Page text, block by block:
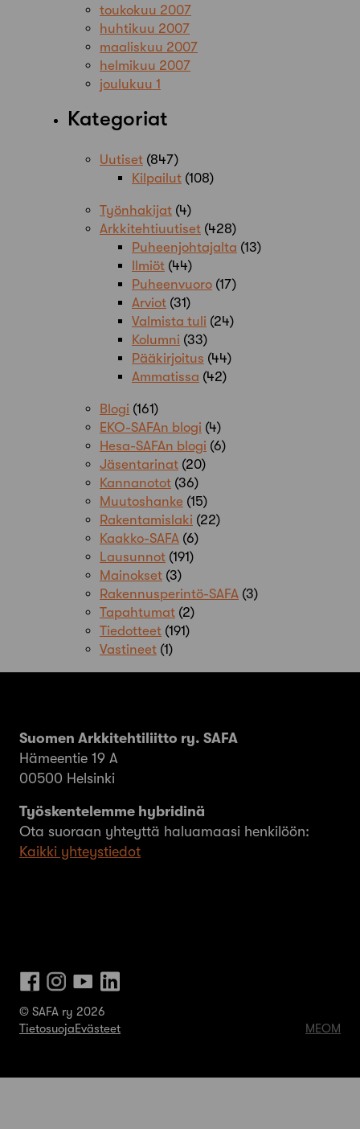
toukokuu 2007
huhtikuu 2007
maaliskuu 2007
helmikuu 2007
joulukuu 1
Kategoriat
Uutiset (847)
Kilpailut (108)
Työnhakijat (4)
Arkkitehtiuutiset (428)
Puheenjohtajalta (13)
Ilmiöt (44)
Puheenvuoro (17)
Arviot (31)
Valmista tuli (24)
Kolumni (33)
Pääkirjoitus (44)
Ammatissa (42)
Blogi (161)
EKO-SAFAn blogi (4)
Hesa-SAFAn blogi (6)
Jäsentarinat (20)
Kannanotot (36)
Muutoshanke (15)
Rakentamislaki (22)
Kaakko-SAFA (6)
Lausunnot (191)
Mainokset (3)
Rakennusperintö-SAFA (3)
Tapahtumat (2)
Tiedotteet (191)
Vastineet (1)
Suomen Arkkitehtiliitto ry. SAFA
Hämeentie 19 A
00500 Helsinki
Työskentelemme hybridinä
Ota suoraan yhteyttä haluamaasi henkilöön:
Kaikki yhteystiedot
© SAFA ry 2026
TietosuojaEvästeet MEOM